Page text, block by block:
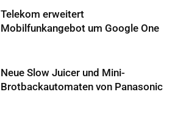
Telekom erweitert
Mobilfunkangebot um Google One
Neue Slow Juicer und Mini-
Brotbackautomaten von Panasonic